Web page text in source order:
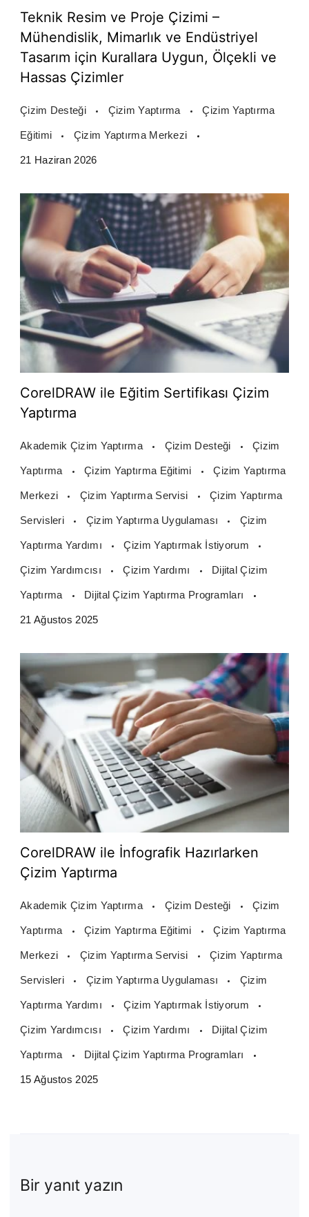
Teknik Resim ve Proje Çizimi –
Mühendislik, Mimarlık ve Endüstriyel
Tasarım için Kurallara Uygun, Ölçekli ve
Hassas Çizimler
Çizim Desteği Çizim Yaptırma Çizim Yaptırma
Eğitimi Çizim Yaptırma Merkezi
21 Haziran 2026
CorelDRAW ile Eğitim Sertifikası Çizim
Yaptırma
Akademik Çizim Yaptırma Çizim Desteği Çizim
Yaptırma Çizim Yaptırma Eğitimi Çizim Yaptırma
Merkezi Çizim Yaptırma Servisi Çizim Yaptırma
Servisleri Çizim Yaptırma Uygulaması Çizim
Yaptırma Yardımı Çizim Yaptırmak İstiyorum
Çizim Yardımcısı Çizim Yardımı Dijital Çizim
Yaptırma Dijital Çizim Yaptırma Programları
21 Ağustos 2025
CorelDRAW ile İnfografik Hazırlarken
Çizim Yaptırma
Akademik Çizim Yaptırma Çizim Desteği Çizim
Yaptırma Çizim Yaptırma Eğitimi Çizim Yaptırma
Merkezi Çizim Yaptırma Servisi Çizim Yaptırma
Servisleri Çizim Yaptırma Uygulaması Çizim
Yaptırma Yardımı Çizim Yaptırmak İstiyorum
Çizim Yardımcısı Çizim Yardımı Dijital Çizim
Yaptırma Dijital Çizim Yaptırma Programları
15 Ağustos 2025
Bir yanıt yazın